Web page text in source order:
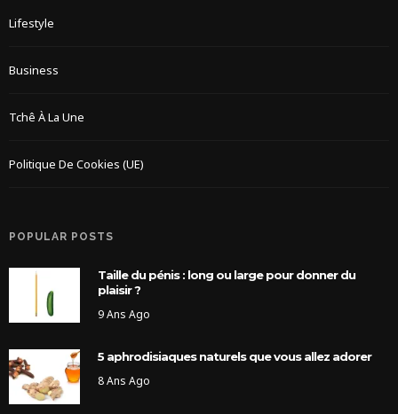
Lifestyle
Business
Tchê À La Une
Politique De Cookies (UE)
POPULAR POSTS
Taille du pénis : long ou large pour donner du
plaisir ?
9 Ans Ago
5 aphrodisiaques naturels que vous allez adorer
8 Ans Ago